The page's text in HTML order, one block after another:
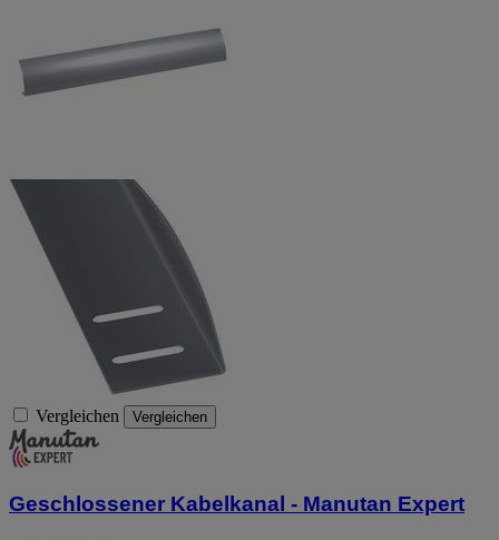
Vergleichen Vergleichen
Geschlossener Kabelkanal - Manutan Expert